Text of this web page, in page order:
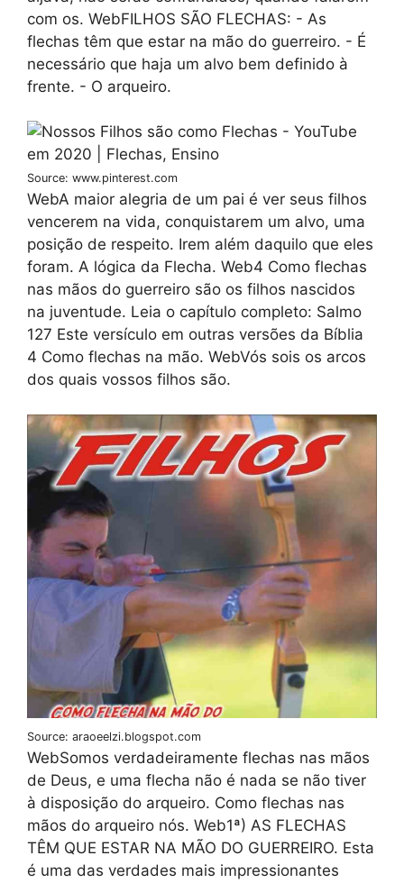
com os. WebFILHOS SÃO FLECHAS: - As
flechas têm que estar na mão do guerreiro. - É
necessário que haja um alvo bem definido à
frente. - O arqueiro.
Source: www.pinterest.com
WebA maior alegria de um pai é ver seus filhos
vencerem na vida, conquistarem um alvo, uma
posição de respeito. Irem além daquilo que eles
foram. A lógica da Flecha. Web4 Como flechas
nas mãos do guerreiro são os filhos nascidos
na juventude. Leia o capítulo completo: Salmo
127 Este versículo em outras versões da Bíblia
4 Como flechas na mão. WebVós sois os arcos
dos quais vossos filhos são.
Source: araoeelzi.blogspot.com
WebSomos verdadeiramente flechas nas mãos
de Deus, e uma flecha não é nada se não tiver
à disposição do arqueiro. Como flechas nas
mãos do arqueiro nós. Web1ª) AS FLECHAS
TÊM QUE ESTAR NA MÃO DO GUERREIRO. Esta
é uma das verdades mais impressionantes